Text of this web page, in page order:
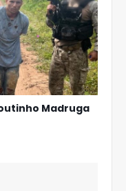
Madruga